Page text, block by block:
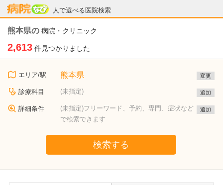
人で選べる医院検索
病院なび
熊本県の 病院・クリニック
2,613 件見つかりました
エリア/駅 熊本県 変更
診療科目 (未指定) 追加
詳細条件
(未指定)フリーワード、予約、専門、症状など
で検索できます
追加
検索する